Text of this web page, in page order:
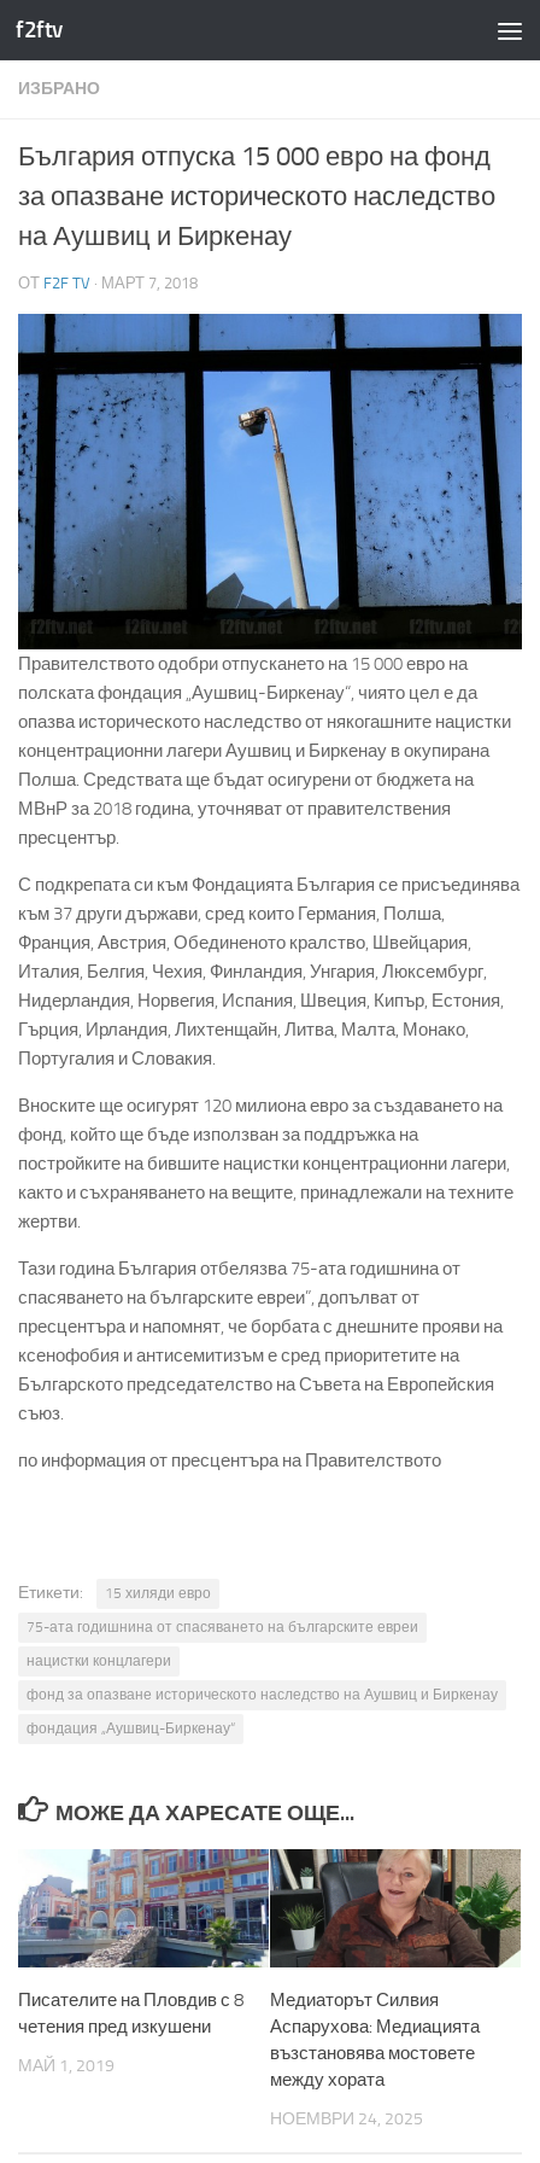
Към съдържанието
f2ftv
ИЗБРАНО
България отпуска 15 000 евро на фонд
за опазване историческото наследство
на Аушвиц и Биркенау
ОТ F2F TV · МАРТ 7, 2018
Правителството одобри отпускането на 15 000 евро на
полската фондация „Аушвиц-Биркенау“, чиято цел е да
опазва историческото наследство от някогашните нацистки
концентрационни лагери Аушвиц и Биркенау в окупирана
Полша. Средствата ще бъдат осигурени от бюджета на
МВнР за 2018 година, уточняват от правителствения
пресцентър.
С подкрепата си към Фондацията България се присъединява
към 37 други държави, сред които Германия, Полша,
Франция, Австрия, Обединеното кралство, Швейцария,
Италия, Белгия, Чехия, Финландия, Унгария, Люксембург,
Нидерландия, Норвегия, Испания, Швеция, Кипър, Естония,
Гърция, Ирландия, Лихтенщайн, Литва, Малта, Монако,
Португалия и Словакия.
Вноските ще осигурят 120 милиона евро за създаването на
фонд, който ще бъде използван за поддръжка на
постройките на бившите нацистки концентрационни лагери,
както и съхраняването на вещите, принадлежали на техните
жертви.
Тази година България отбелязва 75-ата годишнина от
спасяването на българските евреи”, допълват от
пресцентъра и напомнят, че борбата с днешните прояви на
ксенофобия и антисемитизъм е сред приоритетите на
Българското председателство на Съвета на Европейския
съюз.
по информация от пресцентъра на Правителството
Етикети:
15 хиляди евро
75-ата годишнина от спасяването на българските евреи
нацистки концлагери
фонд за опазване историческото наследство на Аушвиц и Биркенау
фондация „Аушвиц-Биркенау“
МОЖЕ ДА ХАРЕСАТЕ ОЩЕ...
Писателите на Пловдив с 8
четения пред изкушени
МАЙ 1, 2019
Медиаторът Силвия
Аспарухова: Медиацията
възстановява мостовете
между хората
НОЕМВРИ 24, 2025